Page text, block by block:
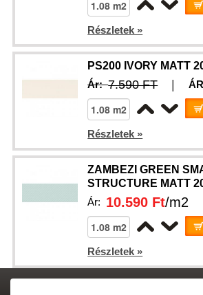
Részletek »
PS200 IVORY MATT
Ár:7.590 FT|
Részletek »
ZAMBEZI GREEN
STRUCTURE MATT
Ár: 10.590 Ft/m2
Részletek »